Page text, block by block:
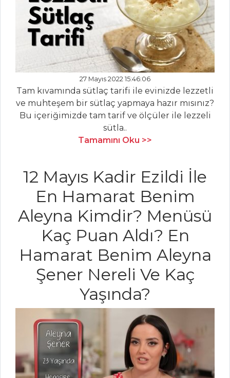
Sebze Yemekleri
Tüm Tarifleri
Nohut Püreli
Karides
Tulum Peynirli
ve Fındıklı
Mezeler Tüm
Tarifleri
SALATALAR
IZGARA
BONFİLELİ SALATA
Turp Otu
Salatası
Peynirli Taze
Bakla Salatası
Salatalar Tüm
Tarifleri
27 Mayıs 2022 15:46:06
Tam kıvamında sütlaç tarifi ile evinizde lezzetli
ve muhteşem bir sütlaç yapmaya hazır mısınız?
Bu içeriğimizde tam tarif ve ölçüler ile lezzeli
sütla..
Tamamını Oku >>
12 Mayıs Kadir Ezildi İle
En Hamarat Benim
Aleyna Kimdir? Menüsü
Kaç Puan Aldı? En
Hamarat Benim Aleyna
Şener Nereli Ve Kaç
Yaşında?